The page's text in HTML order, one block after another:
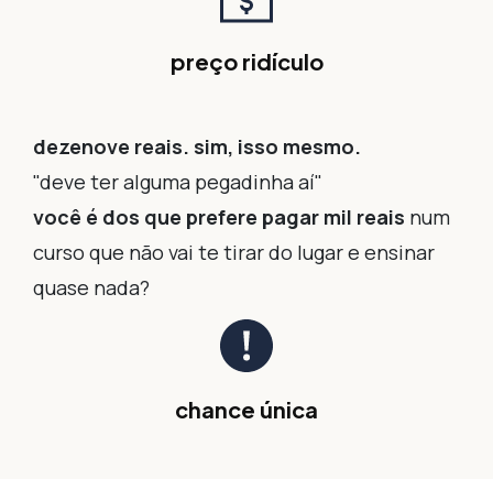
preço ridículo
dezenove reais. sim, isso mesmo.
"deve ter alguma pegadinha aí"
você é dos que prefere pagar mil reais num
curso que não vai te tirar do lugar e ensinar
quase nada?
chance única